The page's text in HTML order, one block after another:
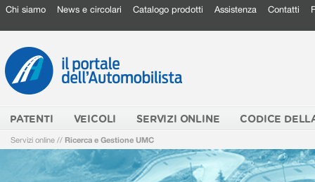
Chi siamo News e circolari Catalogo prodotti Assistenza Contatti
PATENTI VEICOLI SERVIZI ONLINE CODICE
Servizi online // Ricerca e Gestione UMC